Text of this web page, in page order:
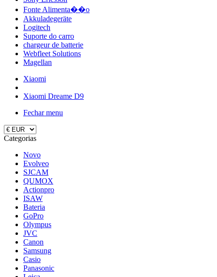
Fonte Alimenta��o
Akkuladegeräte
Logitech
Suporte do carro
chargeur de batterie
Webfleet Solutions
Magellan
Xiaomi
Xiaomi Dreame D9
Fechar menu
Categorias
Novo
Evolveo
SJCAM
QUMOX
Actionpro
ISAW
Bateria
GoPro
Olympus
JVC
Canon
Samsung
Casio
Panasonic